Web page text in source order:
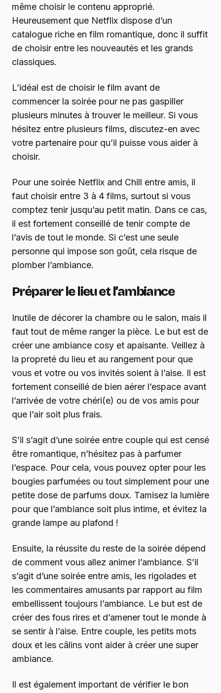
même choisir le contenu approprié.
Heureusement que Netflix dispose d’un
catalogue riche en film romantique, donc il suffit
de choisir entre les nouveautés et les grands
classiques.
L’idéal est de choisir le film avant de
commencer la soirée pour ne pas gaspiller
plusieurs minutes à trouver le meilleur. Si vous
hésitez entre plusieurs films, discutez-en avec
votre partenaire pour qu’il puisse vous aider à
choisir.
Pour une soirée Netflix and Chill entre amis, il
faut choisir entre 3 à 4 films, surtout si vous
comptez tenir jusqu’au petit matin. Dans ce cas,
il est fortement conseillé de tenir compte de
l’avis de tout le monde. Si c’est une seule
personne qui impose son goût, cela risque de
plomber l’ambiance.
Préparer le lieu et l’ambiance
Inutile de décorer la chambre ou le salon, mais il
faut tout de même ranger la pièce. Le but est de
créer une ambiance cosy et apaisante. Veillez à
la propreté du lieu et au rangement pour que
vous et votre ou vos invités soient à l’aise. Il est
fortement conseillé de bien aérer l’espace avant
l’arrivée de votre chéri(e) ou de vos amis pour
que l’air soit plus frais.
S’il s’agit d’une soirée entre couple qui est censé
être romantique, n’hésitez pas à parfumer
l’espace. Pour cela, vous pouvez opter pour les
bougies parfumées ou tout simplement pour une
petite dose de parfums doux. Tamisez la lumière
pour que l’ambiance soit plus intime, et évitez la
grande lampe au plafond !
Ensuite, la réussite du reste de la soirée dépend
de comment vous allez animer l’ambiance. S’il
s’agit d’une soirée entre amis, les rigolades et
les commentaires amusants par rapport au film
embellissent toujours l’ambiance. Le but est de
créer des fous rires et d’amener tout le monde à
se sentir à l’aise. Entre couple, les petits mots
doux et les câlins vont aider à créer une super
ambiance.
Il est également important de vérifier le bon